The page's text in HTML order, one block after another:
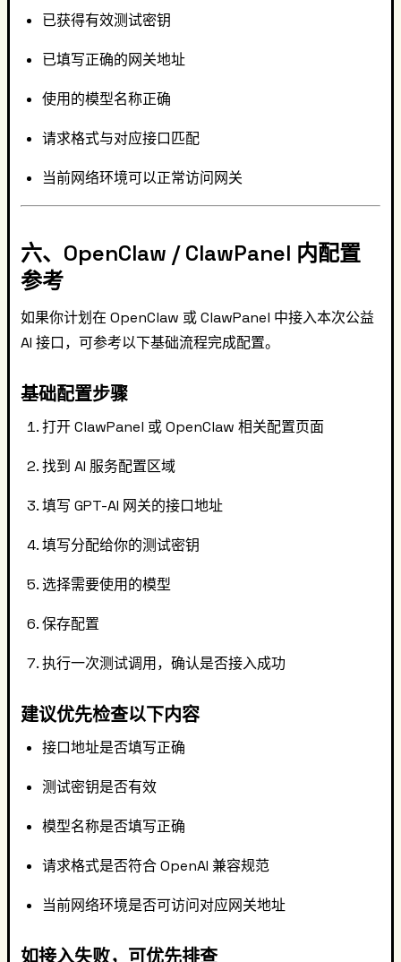
已获得有效测试密钥
已填写正确的网关地址
使用的模型名称正确
请求格式与对应接口匹配
当前网络环境可以正常访问网关
六、OpenClaw / ClawPanel 内配置
参考
如果你计划在 OpenClaw 或 ClawPanel 中接入本次公益
AI 接口，可参考以下基础流程完成配置。
基础配置步骤
打开 ClawPanel 或 OpenClaw 相关配置页面
找到 AI 服务配置区域
填写 GPT-AI 网关的接口地址
填写分配给你的测试密钥
选择需要使用的模型
保存配置
执行一次测试调用，确认是否接入成功
建议优先检查以下内容
接口地址是否填写正确
测试密钥是否有效
模型名称是否填写正确
请求格式是否符合 OpenAI 兼容规范
当前网络环境是否可访问对应网关地址
如接入失败，可优先排查